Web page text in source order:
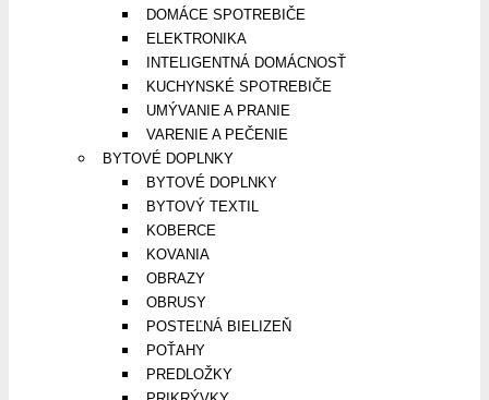
DOMÁCE SPOTREBIČE
ELEKTRONIKA
INTELIGENTNÁ DOMÁCNOSŤ
KUCHYNSKÉ SPOTREBIČE
UMÝVANIE A PRANIE
VARENIE A PEČENIE
BYTOVÉ DOPLNKY
BYTOVÉ DOPLNKY
BYTOVÝ TEXTIL
KOBERCE
KOVANIA
OBRAZY
OBRUSY
POSTEĽNÁ BIELIZEŇ
POŤAHY
PREDLOŽKY